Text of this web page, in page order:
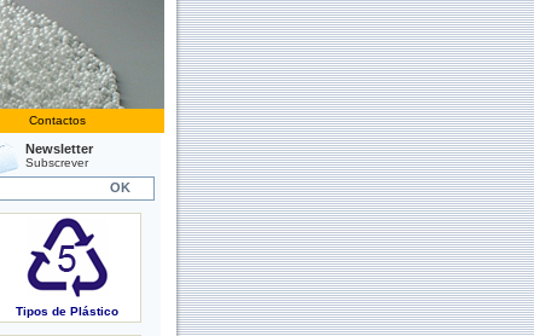
Contactos
Newsletter
Subscrever
Tipos de Plástico